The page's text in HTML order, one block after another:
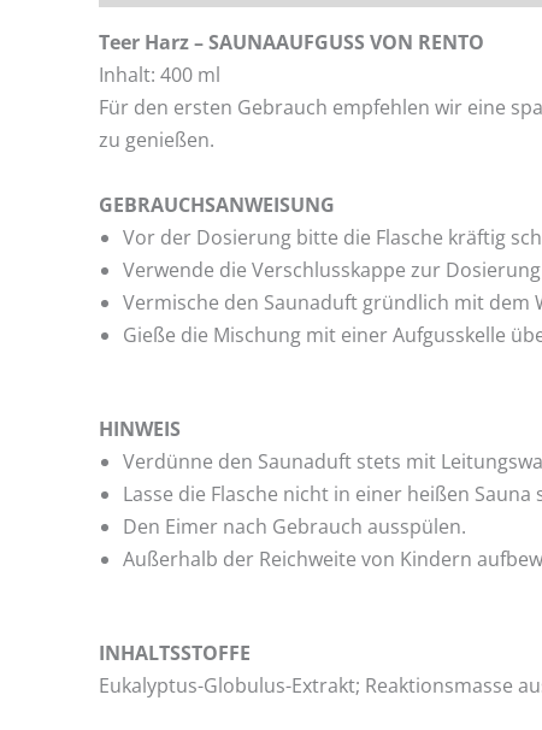
Teer Harz – SAUNAAUFGUSS VON RENTO
Inhalt: 400 ml
Für den ersten Gebrauch empfehlen wir eine
zu genießen.
GEBRAUCHSANWEISUNG
Vor der Dosierung bitte die Flasche kräftig
Verwende die Verschlusskappe zur
Vermische den Saunaduft gründlich mit dem
Gieße die Mischung mit einer Aufgusskelle
HINWEIS
Verdünne den Saunaduft stets mit
Lasse die Flasche nicht in einer heißen Sauna
Den Eimer nach Gebrauch ausspülen.
Außerhalb der Reichweite von Kindern
INHALTSSTOFFE
Eukalyptus-Globulus-Extrakt; Reaktionsmasse